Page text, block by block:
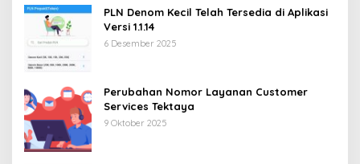
PLN Denom Kecil Telah Tersedia di Aplikasi
Versi 1.1.14
6 Desember 2025
Perubahan Nomor Layanan Customer
Services Tektaya
9 Oktober 2025